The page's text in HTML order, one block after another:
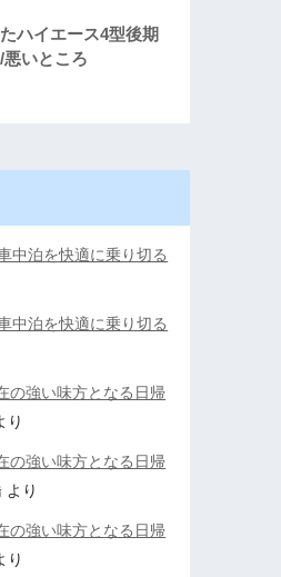
ハイエース4型後期
いところ
泊を快適に乗り切る
泊を快適に乗り切る
の強い味方となる日帰
り
の強い味方となる日帰
より
の強い味方となる日帰
り